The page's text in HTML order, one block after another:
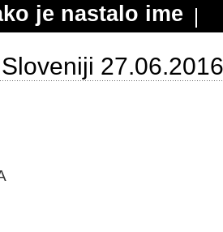
je nastalo ime
27.06.2016